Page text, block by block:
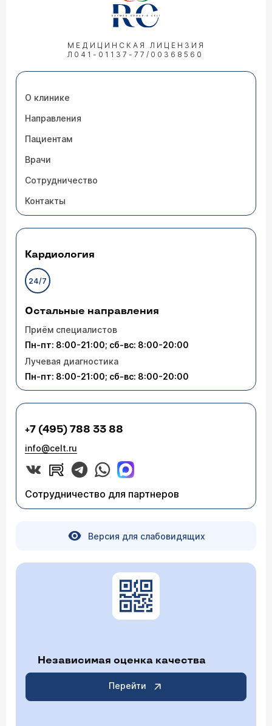
МЕДИЦИНСКАЯ ЛИЦЕНЗИЯ
Л041-01137-77/00368560
О клинике
Направления
Пациентам
Врачи
Сотрудничество
Контакты
Кардиология
24/7
Остальные направления
Приём специалистов
Пн-пт: 8:00-21:00; сб-вс: 8:00-20:00
Лучевая диагностика
Пн-пт: 8:00-21:00; сб-вс: 8:00-20:00
+7 (495) 788 33 88
info@celt.ru
Сотрудничество для партнеров
Версия для слабовидящих
Независимая оценка качества
Перейти